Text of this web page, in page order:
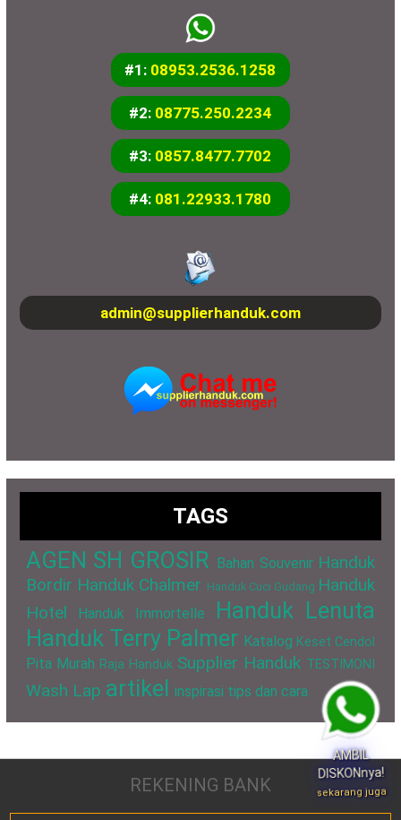
#1: 08953.2536.1258
#2: 08775.250.2234
#3: 0857.8477.7702
#4: 081.22933.1780
admin@supplierhanduk.com
TAGS
AGEN SH GROSIR Bahan Souvenir Handuk
Bordir Handuk Chalmer Handuk Cuci Gudang Handuk
Hotel
Handuk Immortelle
Handuk Lenuta
Handuk Terry Palmer Katalog Keset Cendol
Pita Murah Raja Handuk Supplier Handuk TESTIMONI
Wash Lap artikel inspirasi tips dan cara
REKENING BANK
AMBIL
DISKONnya!
sekarang juga